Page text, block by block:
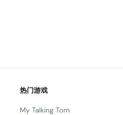
热门游戏
My Talking Tom